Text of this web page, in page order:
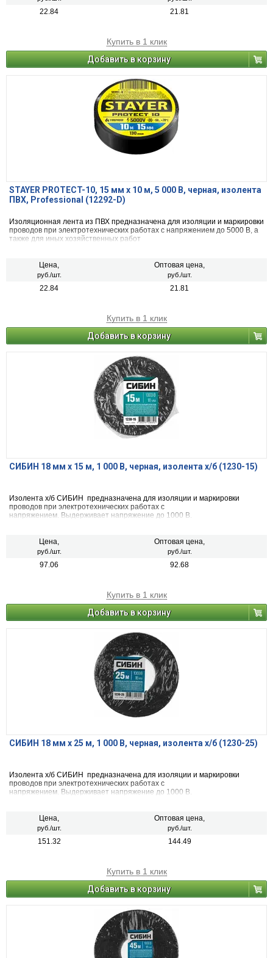
22.84 21.81
Купить в 1 клик
Добавить в корзину
STAYER PROTECT-10, 15 мм х 10 м, 5 000 В, черная, изолента
ПВХ, Professional (12292-D)
Изоляционная лента из ПВХ предназначена для изоляции и маркировки
проводов при электротехнических работах с напряжением до 5000 В, а
также для иных хозяйственных работ
Цена,
руб./шт.
Оптовая цена,
руб./шт.
22.84 21.81
Купить в 1 клик
Добавить в корзину
СИБИН 18 мм х 15 м, 1 000 В, черная, изолента х/б (1230-15)
Изолента х/б СИБИН предназначена для изоляции и маркировки
проводов при электротехнических работах с
напряжением. Выдерживает напряжение до 1000 В.
Цена,
руб./шт.
Оптовая цена,
руб./шт.
97.06 92.68
Купить в 1 клик
Добавить в корзину
СИБИН 18 мм х 25 м, 1 000 В, черная, изолента х/б (1230-25)
Изолента х/б СИБИН предназначена для изоляции и маркировки
проводов при электротехнических работах с
напряжением. Выдерживает напряжение до 1000 В.
Цена,
руб./шт.
Оптовая цена,
руб./шт.
151.32 144.49
Купить в 1 клик
Добавить в корзину